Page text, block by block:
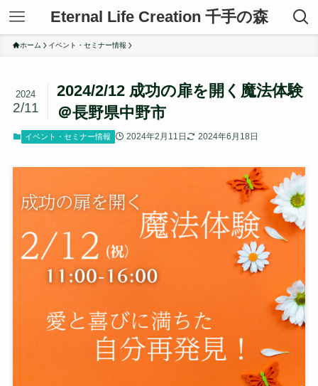
Eternal Life Creation 千手の森
ホーム イベント・セミナー情報
2024/2/12 成功の扉を開く魔法体験
＠長野県中野市
2024
2/11
イベント・セミナー情報 2024年2月11日 2024年6月18日